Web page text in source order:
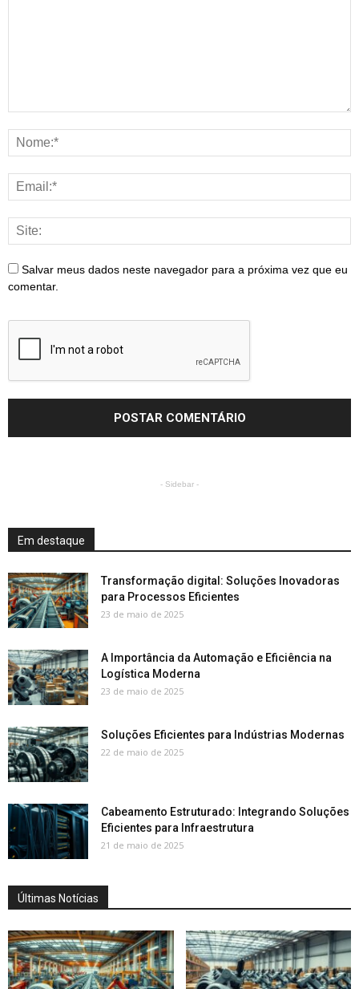
Salvar meus dados neste navegador para a próxima vez que eu
comentar.
- Sidebar -
Em destaque
Transformação digital: Soluções Inovadoras
para Processos Eficientes
23 de maio de 2025
A Importância da Automação e Eficiência na
Logística Moderna
23 de maio de 2025
Soluções Eficientes para Indústrias Modernas
22 de maio de 2025
Cabeamento Estruturado: Integrando Soluções
Eficientes para Infraestrutura
21 de maio de 2025
Últimas Notícias